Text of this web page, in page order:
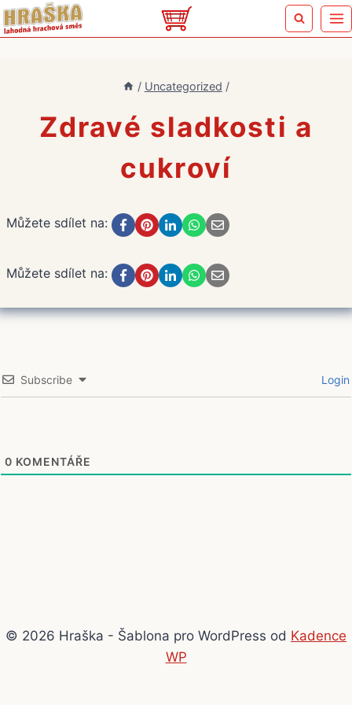
Přeskočit
na
/ Uncategorized /
Zdravé sladkosti a
cukroví
Můžete sdílet na:
Můžete sdílet na:
Subscribe Login
0 KOMENTÁŘE
© 2026 Hraška - Šablona pro WordPress od Kadence
WP